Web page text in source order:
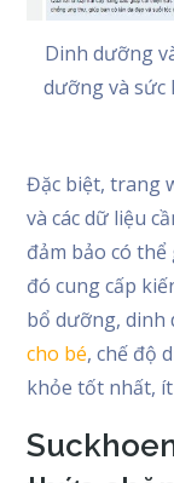
Dinh dưỡng
dưỡng và sức
Đặc biệt, trang
và các dữ liệu
đảm bảo có
đó cung cấp
bổ dưỡng,
cho bé, chế độ
khỏe tốt nhất,